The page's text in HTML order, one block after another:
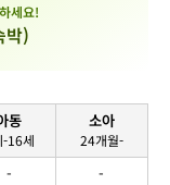
세요!
박)
동
-16세
-
소아
24개월-
-